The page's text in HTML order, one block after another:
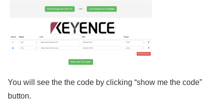
You will see the the code by clicking “show me the code”
button.